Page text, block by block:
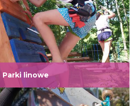
Parki linowe